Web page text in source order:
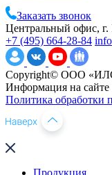
Заказать звонок
Центральный офис, г.
+7 (495) 664-28-84
Copyright© ООО
Информация на сайте
Политика обработки
Продукция